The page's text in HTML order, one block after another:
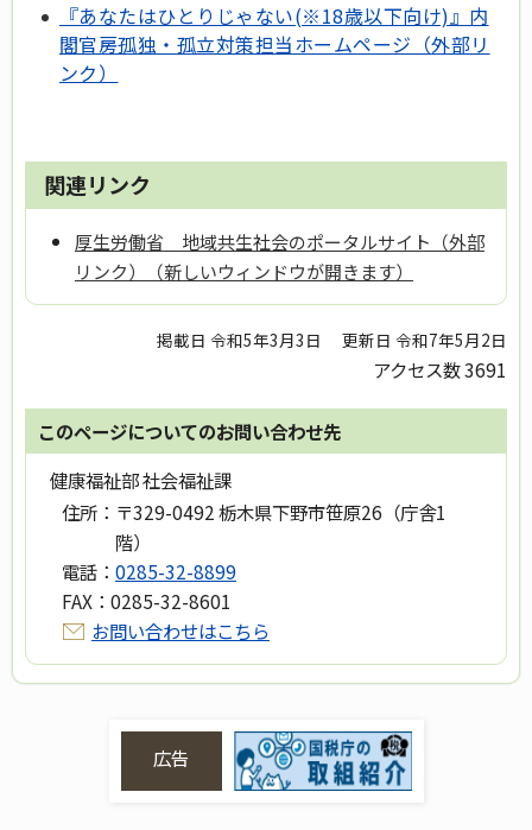
『あなたはひとりじゃない(※18歳以下向け)』内
閣官房孤独・孤立対策担当ホームページ（外部リ
ンク）
関連リンク
厚生労働省 地域共生社会のポータルサイト（外部
リンク）（新しいウィンドウが開きます）
掲載日 令和5年3月3日 更新日 令和7年5月2日
アクセス数3691
このページについてのお問い合わせ先
健康福祉部 社会福祉課
住所： 〒329-0492 栃木県下野市笹原26（庁舎1
階）
電話： 0285-32-8899
FAX： 0285-32-8601
お問い合わせはこちら
広告